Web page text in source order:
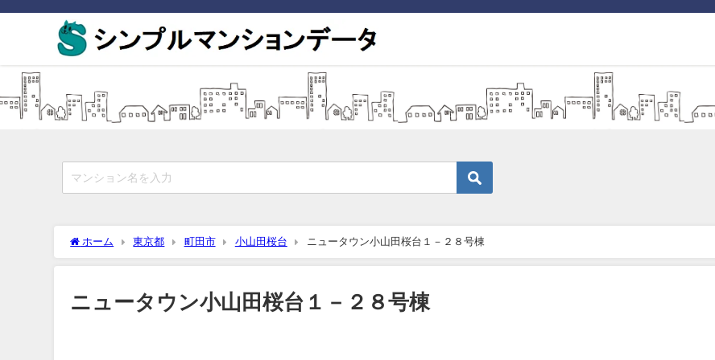
ホーム 東京都 町田市 小山田桜台 ニュータウン小山田桜台１－２８号棟
ニュータウン小山田桜台１－２８号棟